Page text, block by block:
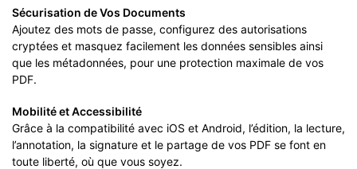
Sécurisation de Vos Documents
Ajoutez des mots de passe, configurez des autorisations
cryptées et masquez facilement les données sensibles ainsi
que les métadonnées, pour une protection maximale de vos
PDF.
Mobilité et Accessibilité
Grâce à la compatibilité avec iOS et Android, l’édition, la lecture,
l’annotation, la signature et le partage de vos PDF se font en
toute liberté, où que vous soyez.